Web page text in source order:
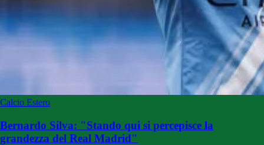
Calcio Estero
Bernardo Silva: "Stando qui si percepisce la
grandezza del Real Madrid"